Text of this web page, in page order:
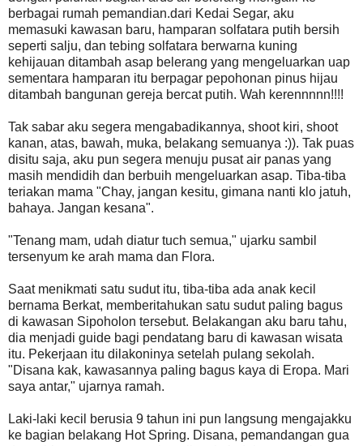
berbagai rumah pemandian.dari Kedai Segar, aku
memasuki kawasan baru, hamparan solfatara putih bersih
seperti salju, dan tebing solfatara berwarna kuning
kehijauan ditambah asap belerang yang mengeluarkan uap
sementara hamparan itu berpagar pepohonan pinus hijau
ditambah bangunan gereja bercat putih. Wah kerennnnn!!!!
Tak sabar aku segera mengabadikannya, shoot kiri, shoot
kanan, atas, bawah, muka, belakang semuanya :)). Tak puas
disitu saja, aku pun segera menuju pusat air panas yang
masih mendidih dan berbuih mengeluarkan asap. Tiba-tiba
teriakan mama "Chay, jangan kesitu, gimana nanti klo jatuh,
bahaya. Jangan kesana".
"Tenang mam, udah diatur tuch semua," ujarku sambil
tersenyum ke arah mama dan Flora.
Saat menikmati satu sudut itu, tiba-tiba ada anak kecil
bernama Berkat, memberitahukan satu sudut paling bagus
di kawasan Sipoholon tersebut. Belakangan aku baru tahu,
dia menjadi guide bagi pendatang baru di kawasan wisata
itu. Pekerjaan itu dilakoninya setelah pulang sekolah.
"Disana kak, kawasannya paling bagus kaya di Eropa. Mari
saya antar," ujarnya ramah.
Laki-laki kecil berusia 9 tahun ini pun langsung mengajakku
ke bagian belakang Hot Spring. Disana, pemandangan gua